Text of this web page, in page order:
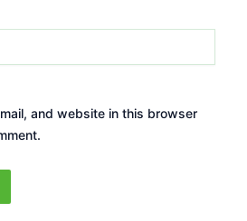
and website in this browser